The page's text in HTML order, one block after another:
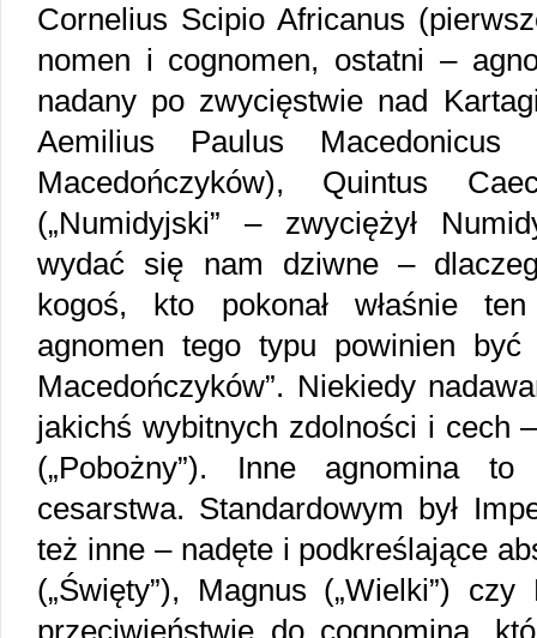
Cornelius Scipio Africanus
nomen i cognomen, ostatni –
nadany po zwycięstwie nad
Aemilius Paulus Macedonicus
Macedończyków), Quintus
(„Numidyjski” – zwyciężył
wydać się nam dziwne –
kogoś, kto pokonał właśnie
agnomen tego typu powinien być
Macedończyków”. Niekiedy
jakichś wybitnych zdolności i cech
(„Pobożny”). Inne agnomina
cesarstwa. Standardowym był
też inne – nadęte i podkreślające
(„Święty”), Magnus („Wielki”)
przeciwieństwie do cognomina,